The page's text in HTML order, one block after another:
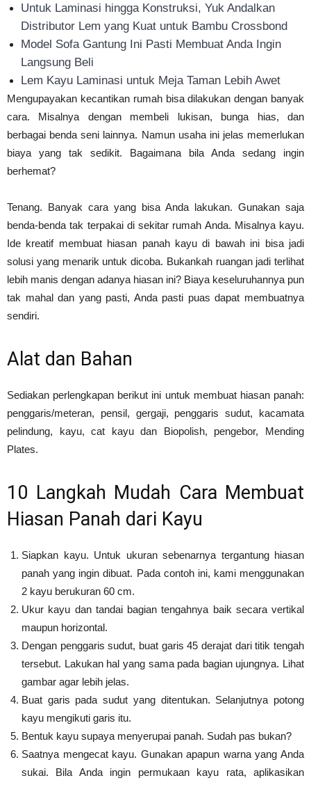
Untuk Laminasi hingga Konstruksi, Yuk Andalkan
Distributor Lem yang Kuat untuk Bambu Crossbond
Model Sofa Gantung Ini Pasti Membuat Anda Ingin
Langsung Beli
Lem Kayu Laminasi untuk Meja Taman Lebih Awet
Mengupayakan kecantikan rumah bisa dilakukan dengan banyak
cara. Misalnya dengan membeli lukisan, bunga hias, dan
berbagai benda seni lainnya. Namun usaha ini jelas memerlukan
biaya yang tak sedikit. Bagaimana bila Anda sedang ingin
berhemat?
Tenang. Banyak cara yang bisa Anda lakukan. Gunakan saja
benda-benda tak terpakai di sekitar rumah Anda. Misalnya kayu.
Ide kreatif membuat hiasan panah kayu di bawah ini bisa jadi
solusi yang menarik untuk dicoba. Bukankah ruangan jadi terlihat
lebih manis dengan adanya hiasan ini? Biaya keseluruhannya pun
tak mahal dan yang pasti, Anda pasti puas dapat membuatnya
sendiri.
Alat dan Bahan
Sediakan perlengkapan berikut ini untuk membuat hiasan panah:
penggaris/meteran, pensil, gergaji, penggaris sudut, kacamata
pelindung, kayu, cat kayu dan Biopolish, pengebor, Mending
Plates.
10 Langkah Mudah Cara Membuat
Hiasan Panah dari Kayu
Siapkan kayu. Untuk ukuran sebenarnya tergantung hiasan
panah yang ingin dibuat. Pada contoh ini, kami menggunakan
2 kayu berukuran 60 cm.
Ukur kayu dan tandai bagian tengahnya baik secara vertikal
maupun horizontal.
Dengan penggaris sudut, buat garis 45 derajat dari titik tengah
tersebut. Lakukan hal yang sama pada bagian ujungnya. Lihat
gambar agar lebih jelas.
Buat garis pada sudut yang ditentukan. Selanjutnya potong
kayu mengikuti garis itu.
Bentuk kayu supaya menyerupai panah. Sudah pas bukan?
Saatnya mengecat kayu. Gunakan apapun warna yang Anda
sukai. Bila Anda ingin permukaan kayu rata, aplikasikan